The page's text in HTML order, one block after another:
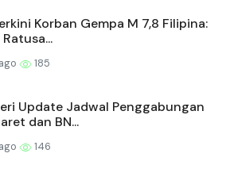
Korban Gempa M 7,8 Filipina:
Ratusa...
185
Update Jadwal Penggabungan
dan BN...
146